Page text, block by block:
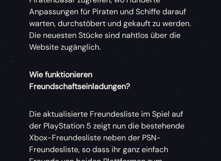
Anpassungen für Piraten und Schiffe darauf
warten, durchstöbert und gekauft zu werden.
Die neuesten Stücke sind nahtlos über die
Website zugänglich.
Wie funktionieren
Freundschaftseinladungen?
Die aktualisierte Freundesliste im Spiel auf
der PlayStation 5 zeigt nun die bestehende
Xbox-Freundesliste neben der PSN-
Freundesliste, so dass ihr ganz einfach